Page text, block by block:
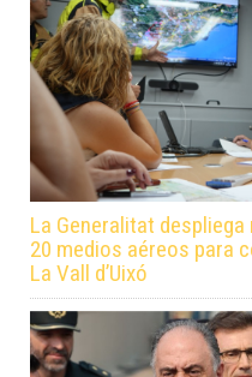
La Generalitat
20 medios aéreos para
La Vall d’Uixó